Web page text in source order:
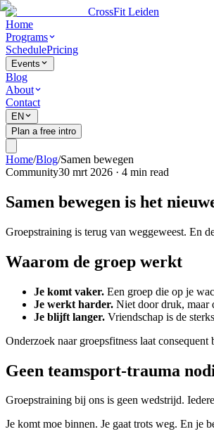
CrossFit Leiden
Home
Programs
SchedulePricing
Events
Blog
About
Contact
EN
Plan a free intro
Home/Blog/Samen bewegen
Community30 mrt 2026 · 4 min read
Samen bewegen is het
Groepstraining is terug van weggeweest. En
Waarom de groep werkt
Je komt vaker. Een groep die op je
Je werkt harder. Niet door druk, maar
Je blijft langer. Vriendschap is de
Onderzoek naar groepsfitness laat
Geen teamsport-trauma
Groepstraining bij ons is geen wedstrijd.
Je komt moe binnen. Je gaat trots weg. En je